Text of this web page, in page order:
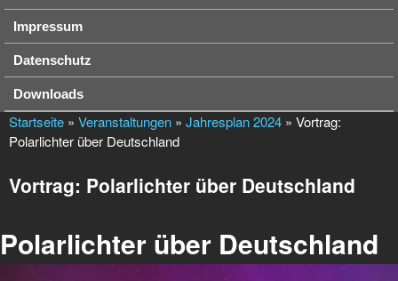
Impressum
Datenschutz
Downloads
Startseite » Veranstaltungen » Jahresplan 2024 » Vortrag:
Polarlichter über Deutschland
Vortrag: Polarlichter über Deutschland
Polarlichter über Deutschland